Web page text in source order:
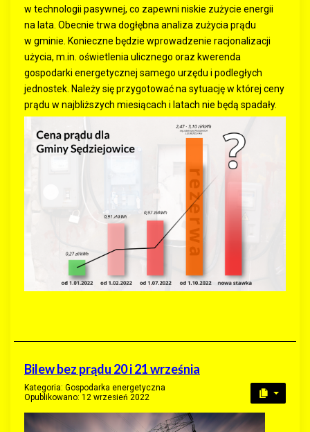
w technologii pasywnej, co zapewni niskie zużycie energii
na lata. Obecnie trwa dogłębna analiza zużycia prądu
w gminie. Konieczne będzie wprowadzenie racjonalizacji
użycia, m.in. oświetlenia ulicznego oraz kwerenda
gospodarki energetycznej samego urzędu i podległych
jednostek. Należy się przygotować na sytuację w której ceny
prądu w najbliższych miesiącach i latach nie będą spadały.
Bilew bez prądu 20 i 21 września
Kategoria: Gospodarka energetyczna
Opublikowano: 12 wrzesień 2022